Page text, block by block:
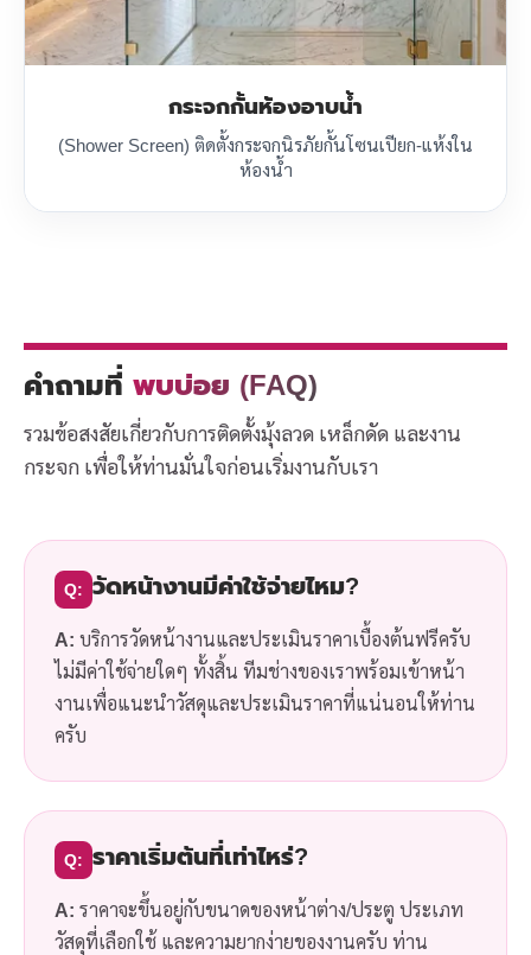
กระจกกั้นห้องอาบน้ำ
(Shower Screen) ติดตั้งกระจกนิรภัยกั้นโซนเปียก-แห้งใน
ห้องน้ำ
คำถามที่ พบบ่อย (FAQ)
รวมข้อสงสัยเกี่ยวกับการติดตั้งมุ้งลวด เหล็กดัด และงาน
กระจก เพื่อให้ท่านมั่นใจก่อนเริ่มงานกับเรา
Q: วัดหน้างานมีค่าใช้จ่ายไหม?
A: บริการวัดหน้างานและประเมินราคาเบื้องต้นฟรีครับ
ไม่มีค่าใช้จ่ายใดๆ ทั้งสิ้น ทีมช่างของเราพร้อมเข้าหน้า
งานเพื่อแนะนำวัสดุและประเมินราคาที่แน่นอนให้ท่าน
ครับ
Q: ราคาเริ่มต้นที่เท่าไหร่?
A: ราคาจะขึ้นอยู่กับขนาดของหน้าต่าง/ประตู ประเภท
วัสดุที่เลือกใช้ และความยากง่ายของงานครับ ท่าน